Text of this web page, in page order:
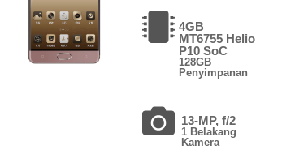
4GB
MT6755 Helio
P10 SoC
128GB
Penyimpanan
13-MP, f/2
1 Belakang
Kamera